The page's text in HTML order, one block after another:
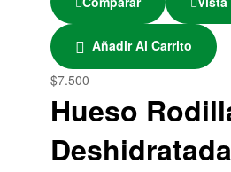
Añadir Al Carrito
$7.500
Hueso
Deshidratada